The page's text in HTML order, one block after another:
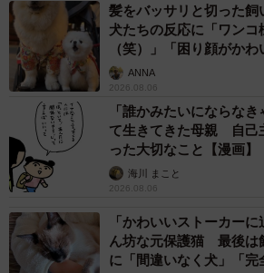
髪をバッサリと切った
犬たちの反応に「ワンコ
（笑）」「困り顔がかわ
ANNA
2026.08.06
「誰かみたいにならな
て生きてきた母親 自己
った大切なこと【漫画】
海川 まこと
2026.08.06
「かわいいストーカー
ん坊な元保護猫 最後は
に「間違いなく犬」「完